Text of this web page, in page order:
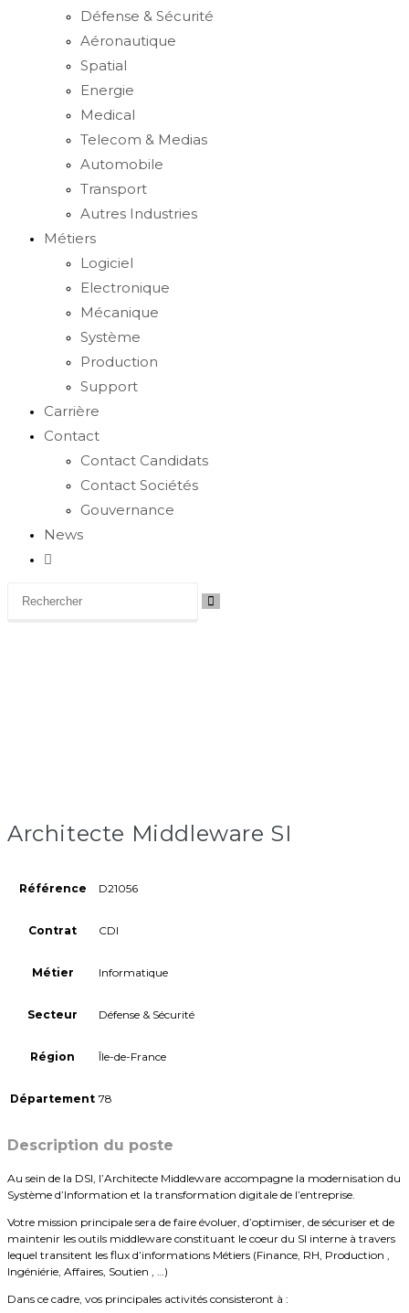
Défense & Sécurité
Aéronautique
Spatial
Energie
Medical
Telecom & Medias
Automobile
Transport
Autres Industries
Métiers
Logiciel
Electronique
Mécanique
Système
Production
Support
Carrière
Contact
Contact Candidats
Contact Sociétés
Gouvernance
News
Toggle
search
Architecte Middleware SI
Référence D21056
Contrat CDI
Métier Informatique
Secteur Défense & Sécurité
Région Île-de-France
Département 78
Description du poste
Au sein de la DSI, l’Architecte Middleware accompagne la modernisation du
Système d’Information et la transformation digitale de l’entreprise.
Votre mission principale sera de faire évoluer, d’optimiser, de sécuriser et de
maintenir les outils middleware constituant le coeur du SI interne à travers
lequel transitent les flux d’informations Métiers (Finance, RH, Production ,
Ingéniérie, Affaires, Soutien , …)
Dans ce cadre, vos principales activités consisteront à :